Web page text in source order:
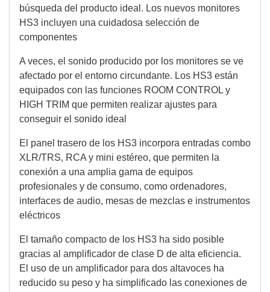
búsqueda del producto ideal. Los nuevos monitores
HS3 incluyen una cuidadosa selección de
componentes
A veces, el sonido producido por los monitores se ve
afectado por el entorno circundante. Los HS3 están
equipados con las funciones ROOM CONTROL y
HIGH TRIM que permiten realizar ajustes para
conseguir el sonido ideal
El panel trasero de los HS3 incorpora entradas combo
XLR/TRS, RCA y mini estéreo, que permiten la
conexión a una amplia gama de equipos
profesionales y de consumo, como ordenadores,
interfaces de audio, mesas de mezclas e instrumentos
eléctricos
El tamaño compacto de los HS3 ha sido posible
gracias al amplificador de clase D de alta eficiencia.
El uso de un amplificador para dos altavoces ha
reducido su peso y ha simplificado las conexiones de